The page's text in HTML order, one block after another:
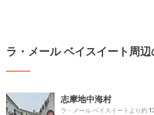
ラ・メール ベイスイート周
志摩地中海村
ラ・メール ベイスイートより約